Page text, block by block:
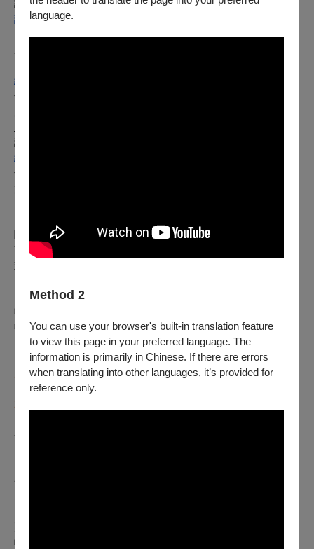
language.
Method 2
You can use your browser's built-in translation feature
to view this page in your preferred language. The
information is primarily in Chinese. If there are errors
when translating into other languages, it’s provided for
reference only.
請使用OPENTIX線上退訂單功能，至會員＞
訂單紀錄
網站
勾選項目1，填寫訂單資料辦理。申請的退票如符合退票規
則，將於3個工作日內執行退票作業。
請至
網站
勾選項目2，填寫訂單資料並附上存摺照片辦理，申請的退票
如符合退票規則，將於3個工作日內執行退票作業。
臨櫃退票：請於服務時間內，至OPENTIX臺北、臺中、臺
南、高雄四大服務處辦理。
郵寄退票
電話等聯絡資訊於退票期限前（郵戳為憑），掛號郵寄至
「100012臺北市中正區中山南路21-1號 OPENTIX 退票小組
收」。退票郵寄前請記下票面之訂單編號，並請妥善保存掛號
收據。
【憑會員兌換券換票者】請於2026年09月10日前至國家電影
及視聽文化中心 1樓售票服務櫃台辦理，聯絡電話
02）-85228000#3312
20:00
----
登入OPENTIX＞會員＞訂單紀錄，點入要查詢的訂單編號內
票券入場聯，票價旁的英文代號C為現金付款，ATM為ATM轉
帳，V／M／J／AE／AP／GP為刷卡付款，B為向主辦單位購